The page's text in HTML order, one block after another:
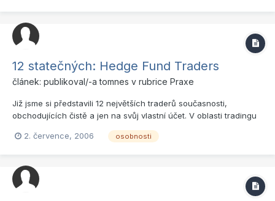
12 statečných: Hedge Fund Traders
článek: publikoval/-atomnes v rubrice Praxe
Již jsme si představili 12 největších traderů současnosti,
obchodujících čistě a jen na svůj vlastní účet. V oblasti tradingu
„Hedge Fund Traders“. Pojďme si dnes představit blíže i tyto
2. července, 2006 osobnosti